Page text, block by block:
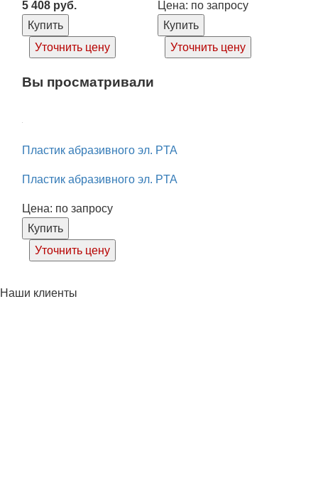
5 408 руб.
Купить
Уточнить цену
Цена: по запросу
Купить
Уточнить цену
Вы просматривали
Пластик абразивного эл. PTA
Пластик абразивного эл. PTA
Цена: по запросу
Купить
Уточнить цену
Наши клиенты